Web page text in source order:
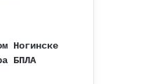
Ногинске
БПЛА